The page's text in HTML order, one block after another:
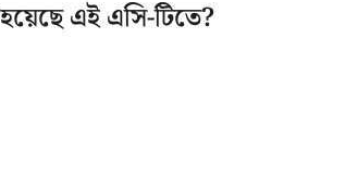
এই এসি-টিতে?